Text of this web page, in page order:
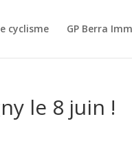
cyclisme GP Berra
le 8 juin !